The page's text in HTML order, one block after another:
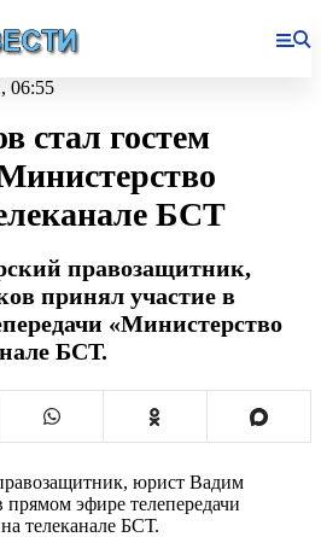
06:55
стал гостем
БСТ
правозащитник,
принял участие в
«Министерство
БСТ.
юрист Вадим
прямом эфире телепередачи
телеканале БСТ.